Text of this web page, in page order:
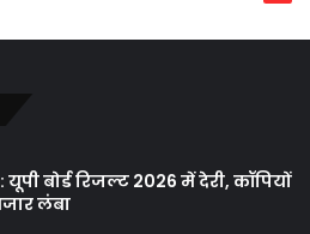
बोर्ड रिजल्ट 2026 में देरी, कॉपियों
लंबा